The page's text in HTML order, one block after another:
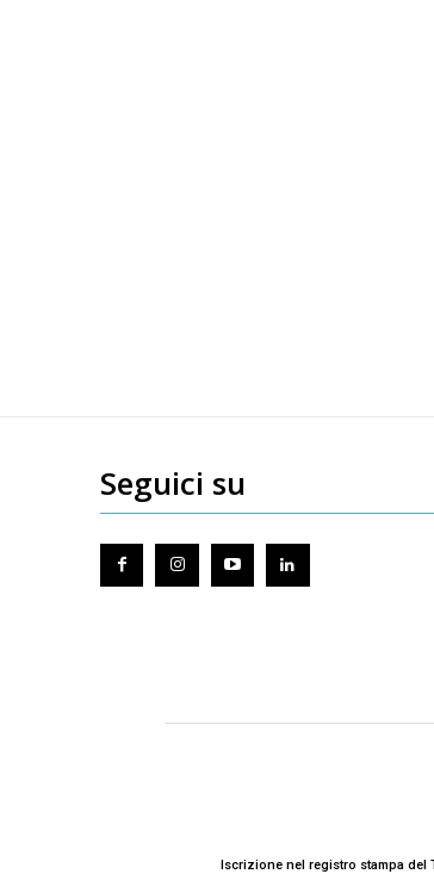
Seguici su
Iscrizione nel registro stampa del